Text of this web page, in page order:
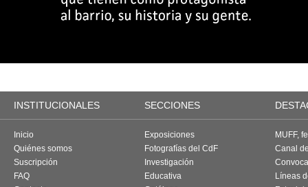
INSTITUCIONALES SECCIONES
Inicio
Quiénes somos
Suscripción
FAQ
Exposiciones
Fotografías del CdF
Investigación
Educativa
MUFF,
Canal
Líneas